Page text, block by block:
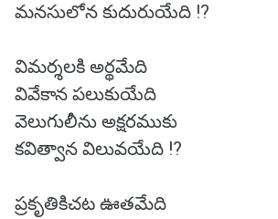
మనసులోన కుదురుయేది !?
విమర్శలకి అర్థమేది
వివేకాన పలుకుయేది
వెలుగులీను అక్షరముకు
కవిత్వాన విలువయేది !?
ప్రకృతికిచట ఊతమేది